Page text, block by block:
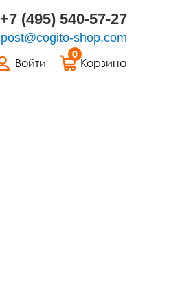
+7 (495) 540-57-27
post@cogito-shop.com
Войти
0
Корзина